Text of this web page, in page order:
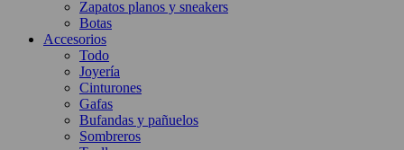
Zapatos planos y sneakers
Botas
Accesorios
Todo
Joyería
Cinturones
Gafas
Bufandas y pañuelos
Sombreros